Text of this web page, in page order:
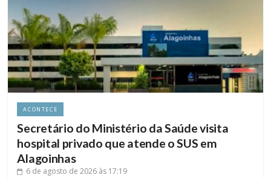
ACONTECE
Secretário do Ministério da Saúde visita
hospital privado que atende o SUS em
Alagoinhas
6 de agosto de 2026 às 17:19